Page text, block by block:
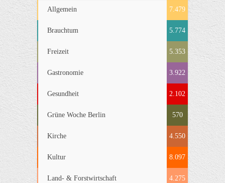
Allgemein 7.479
Brauchtum 5.774
Freizeit 5.353
Gastronomie 3.922
Gesundheit 2.102
Grüne Woche Berlin 570
Kirche 4.550
Kultur 8.097
Land- & Forstwirtschaft 4.275